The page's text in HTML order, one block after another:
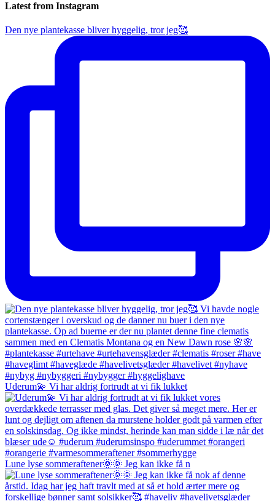
Latest from Instagram
Den nye plantekasse bliver hyggelig, tror jeg🥰
Uderum💫 Vi har aldrig fortrudt at vi fik lukket
Lune lyse sommeraftener🌞🌞 Jeg kan ikke få n